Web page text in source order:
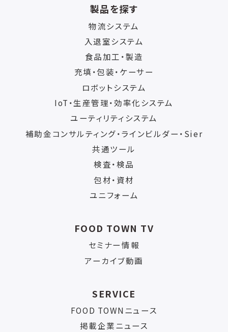
製品を探す
物流システム
入退室システム
食品加工・製造
充填・包装・ケーサー
ロボットシステム
IoT・生産管理・効率化システム
ユーティリティシステム
補助金コンサルティング・ラインビルダー・Sier
共通ツール
検査・検品
包材・資材
ユニフォーム
FOOD TOWN TV
セミナー情報
アーカイブ動画
SERVICE
FOOD TOWNニュース
掲載企業ニュース